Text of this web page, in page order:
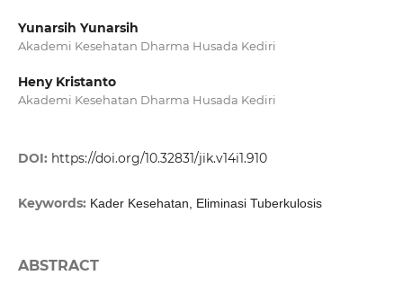
Yunarsih Yunarsih
Akademi Kesehatan Dharma Husada Kediri
Heny Kristanto
Akademi Kesehatan Dharma Husada Kediri
DOI: https://doi.org/10.32831/jik.v14i1.910
Keywords: Kader Kesehatan, Eliminasi Tuberkulosis
ABSTRACT